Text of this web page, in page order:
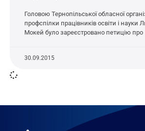
Головою Тернопільської обласної
профспілки працівників освіти і
Мокей було зареєстровано петицію про
30.09.2015